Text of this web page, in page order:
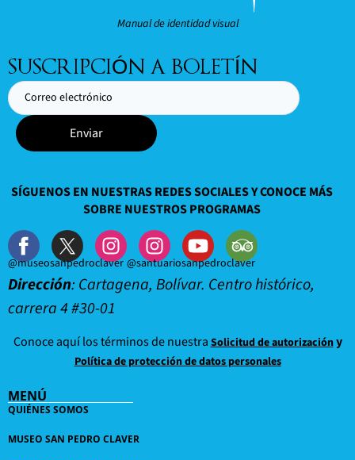
Manual de identidad visual
SUSCRIPCIÓN A BOLETÍN
Enviar
SÍGUENOS EN NUESTRAS REDES SOCIALES Y CONOCE MÁS
SOBRE NUESTROS PROGRAMAS
@museosanpedroclaver @santuariosanpedroclaver
Dirección: Cartagena, Bolívar. Centro histórico,
carrera 4 #30-01
Conoce aquí los términos de nuestra Solicitud de autorizacióny
Política de protección de datos personales
MENÚ
QUIÉNES SOMOS
MUSEO SAN PEDRO CLAVER